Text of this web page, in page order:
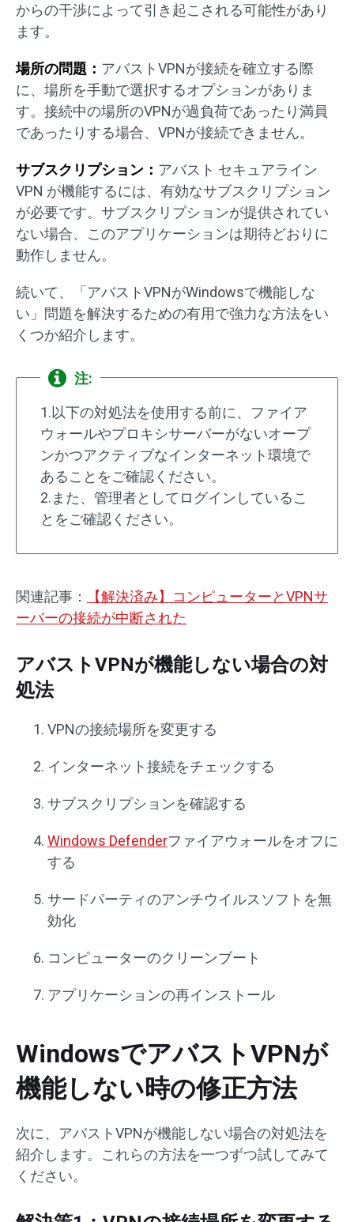
からの干渉によって引き起こされる可能性があり
ます。
場所の問題： アバストVPNが接続を確立する際
に、場所を手動で選択するオプションがありま
す。接続中の場所のVPNが過負荷であったり満員
であったりする場合、VPNが接続できません。
サブスクリプション： アバスト セキュアライン
VPN が機能するには、有効なサブスクリプション
が必要です。サブスクリプションが提供されてい
ない場合、このアプリケーションは期待どおりに
動作しません。
続いて、「アバストVPNがWindowsで機能しな
い」問題を解決するための有用で強力な方法をい
くつか紹介します。
注:
1.以下の対処法を使用する前に、ファイア
ウォールやプロキシサーバーがないオープ
ンかつアクティブなインターネット環境で
あることをご確認ください。
2.また、管理者としてログインしているこ
とをご確認ください。
関連記事：
【解決済み】コンピューターとVPNサ
ーバーの接続が中断された
アバストVPNが機能しない場合の対
処法
VPNの接続場所を変更する
インターネット接続をチェックする
サブスクリプションを確認する
Windows Defenderファイアウォールをオフに
する
サードパーティのアンチウイルスソフトを無
効化
コンピューターのクリーンブート
アプリケーションの再インストール
WindowsでアバストVPNが
機能しない時の修正方法
次に、アバストVPNが機能しない場合の対処法を
紹介します。これらの方法を一つずつ試してみて
ください。